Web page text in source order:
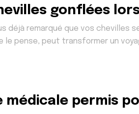
gonflées
déjà remarqué que vos
le pense, peut transformer un
médicale permis